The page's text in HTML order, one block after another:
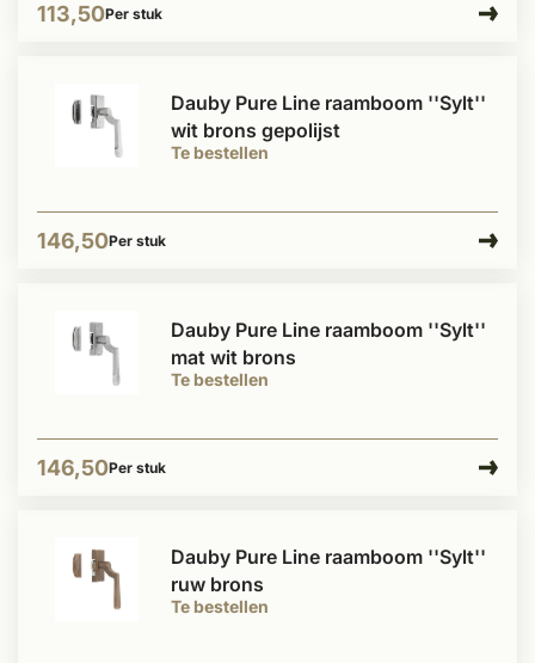
113,50Per stuk
Te bestellen
Dauby Pure Line raamboom ''Sylt''
wit brons gepolijst
146,50Per stuk
Te bestellen
Dauby Pure Line raamboom ''Sylt''
mat wit brons
146,50Per stuk
Te bestellen
Dauby Pure Line raamboom ''Sylt''
ruw brons